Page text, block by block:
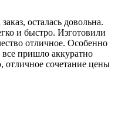
осталась довольна.
и быстро. Изготовили
отличное. Особенно
пришло аккуратно
отличное сочетание цены